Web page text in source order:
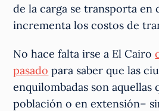
de la carga se transporta en
incrementa los costos de
No hace falta irse a El Cairo
pasado para saber que las
enquilombadas son aquellas
población o en extensión–